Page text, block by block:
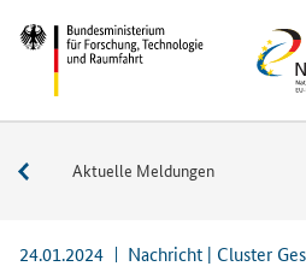
Direkt
zum
Inhalt
(Eingabetaste)
Direkt
zum
Hauptmenu
(Eingabetaste)
Direkt
zur
Suche
(Eingabetaste)
Direkt
zur
Fußleiste
(Enter)
Bundesministerium
und
NKS
Service
Aktuelle Meldungen
24.01.2024 Nachricht | Cluster